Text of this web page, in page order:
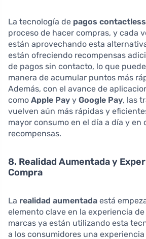
La tecnología de pagos contactless
proceso de hacer compras, y cada
están aprovechando esta
están ofreciendo recompensas
de pagos sin contacto, lo que
manera de acumular puntos más
Además, con el avance de
como Apple Pay y Google Pay, las
vuelven aún más rápidas y
mayor consumo en el día a día y en
recompensas.
8. Realidad Aumentada y
Compra
La realidad aumentada está
elemento clave en la experiencia
marcas ya están utilizando esta
a los consumidores una